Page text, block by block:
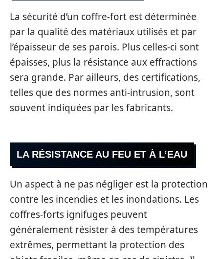
La sécurité d’un coffre-fort est déterminée
par la qualité des matériaux utilisés et par
l’épaisseur de ses parois. Plus celles-ci sont
épaisses, plus la résistance aux effractions
sera grande. Par ailleurs, des certifications,
telles que des normes anti-intrusion, sont
souvent indiquées par les fabricants.
LA RÉSISTANCE AU FEU ET À L’EAU
Un aspect à ne pas négliger est la protection
contre les incendies et les inondations. Les
coffres-forts ignifuges peuvent
généralement résister à des températures
extrêmes, permettant la protection des